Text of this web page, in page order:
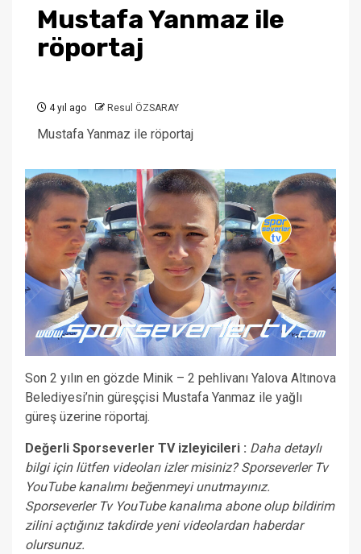
Mustafa Yanmaz ile
röportaj
4 yıl ago Resul ÖZSARAY
Mustafa Yanmaz ile röportaj
Son 2 yılın en gözde Minik – 2 pehlivanı Yalova Altınova
Belediyesi’nin güreşçisi Mustafa Yanmaz ile yağlı
güreş üzerine röportaj.
Değerli Sporseverler TV izleyicileri : Daha detaylı
bilgi için lütfen videoları izler misiniz? Sporseverler Tv
YouTube kanalımı beğenmeyi unutmayınız.
Sporseverler Tv YouTube kanalıma abone olup bildirim
zilini açtığınız takdirde yeni videolardan haberdar
olursunuz.